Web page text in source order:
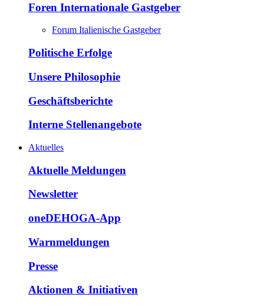
Foren Internationale Gastgeber
Forum Italienische Gastgeber
Politische Erfolge
Unsere Philosophie
Geschäftsberichte
Interne Stellenangebote
Aktuelles
Aktuelle Meldungen
Newsletter
oneDEHOGA-App
Warnmeldungen
Presse
Aktionen & Initiativen